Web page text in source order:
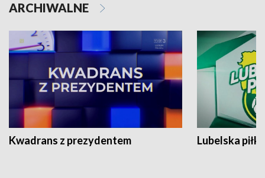
ARCHIWALNE
Kwadrans z prezydentem Lubelska piłka